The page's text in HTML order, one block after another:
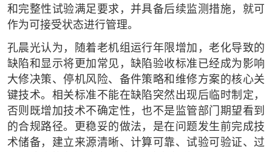
和完整性试验满足要求，并具备后续监测措施，就可
作为可接受状态进行管理。
孔晨光认为，随着老机组运行年限增加，老化导致的
缺陷和显示将更加常见，缺陷验收标准已经成为影响
大修决策、停机风险、备件策略和维修方案的核心关
键技术。相关标准不能在缺陷突然出现后临时制定，
否则既增加技术不确定性，也不是监管部门期望看到
的合规路径。更稳妥的做法，是在问题发生前完成技
术储备，建立来源清晰、计算可靠、试验可验证、过